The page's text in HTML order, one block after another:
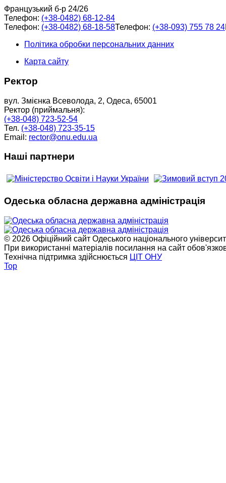
Французький б-р 24/26
Телефон: (+38-0482) 68-12-84
Телефон: (+38-0482) 68-18-58Телефон: (+38-093) 755 78 24
Політика обробки персональних данних
Карта сайту
Ректор
вул. Змієнка Всеволода, 2, Одеса, 65001
Ректор (приймальня):
(+38-048) 723-52-54
Тел. (+38-048) 723-35-15
Email: rector@onu.edu.ua
Наші партнери
Одеська обласна державна адміністрація
© 2026 Офіційний сайт Одеського національного
При використанні матеріалів посилання на сайт
Технічна підтримка здійснюється ЦІТ ОНУ
Top